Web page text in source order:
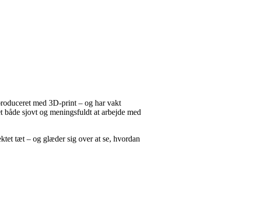
med 3D-print – og har vakt
sjovt og meningsfuldt at arbejde med
tæt – og glæder sig over at se, hvordan